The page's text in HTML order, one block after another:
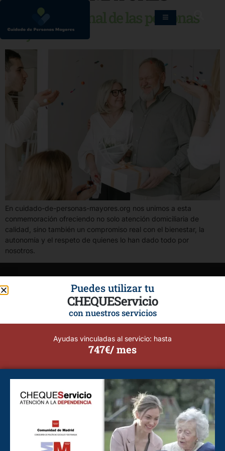
Día internacional de las personas
mayores
En cuidado-de-personas-mayores.org nos unimos a esta
conmemoración ofreciendo no solo atención domiciliaria de
calidad, sino también un compromiso real con el bienestar, la
autonomía y el respeto de quienes lo han dado todo por
nosotros.
Calidad, Seguridad, Profesionalismo y Flexibilidad.
Tu bienestar y el de tus seres queridos son nuestra prioridad.
Cuidado de Personas Alcorcón
Cuidado de Personas Alcobendas
Puedes utilizar tu
CHEQUEServicio
con nuestros servicios
Ayudas vinculadas al servicio: hasta
747€/ mes